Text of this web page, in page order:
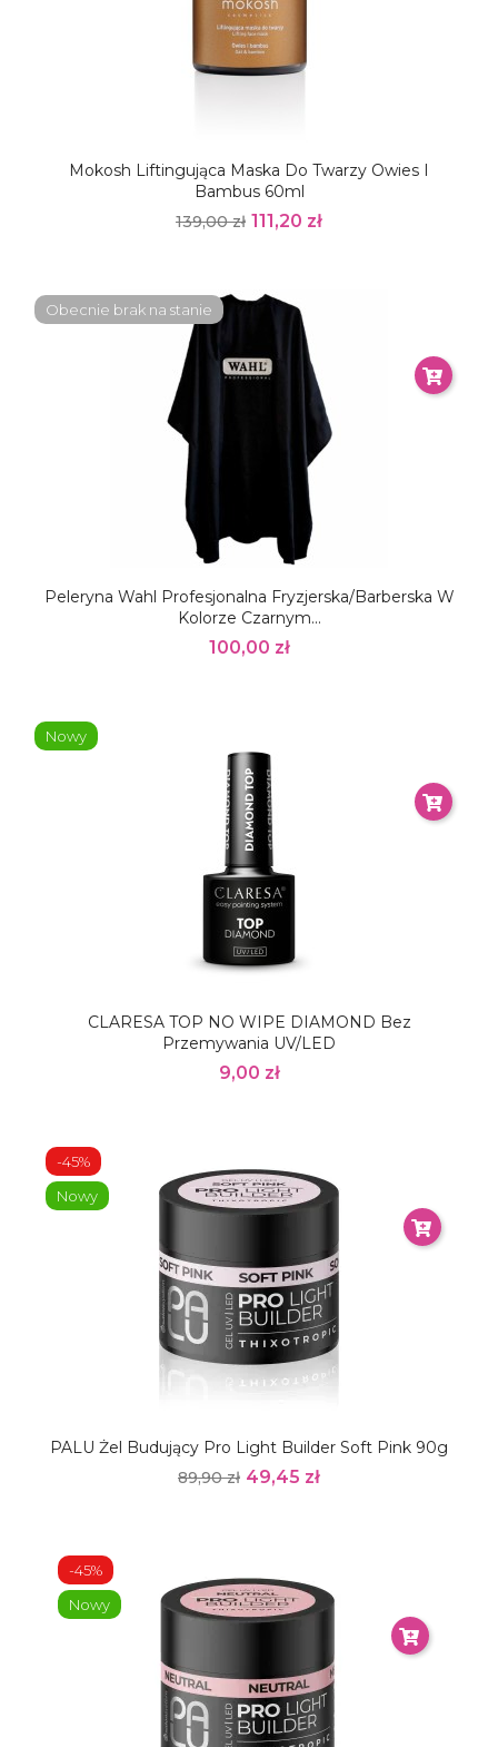
Mokosh Liftingująca Maska Do Twarzy Owies I
Bambus 60ml
139,00 zł 111,20 zł
Peleryna Wahl Profesjonalna Fryzjerska/barberska W
Kolorze Czarnym...
100,00 zł
Obecnie brak na stanie
CLARESA TOP NO WIPE DIAMOND Bez
Przemywania UV/LED
9,00 zł
Nowy
PALU Żel Budujący Pro Light Builder Soft Pink 90g
89,90 zł 49,45 zł
-45%
Nowy
-45%
Nowy